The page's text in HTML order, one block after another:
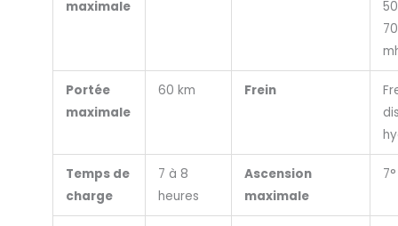
maximale
Portée
maximale
60 km Frein
Temps de
charge
7 à 8
heures
Ascension
maximale
7°